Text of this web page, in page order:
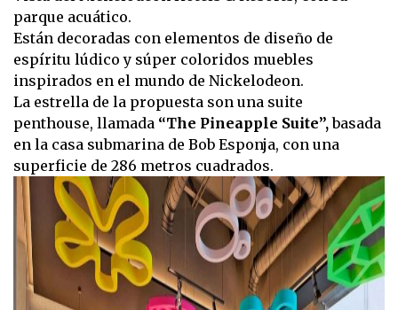
parque acuático.
Están decoradas con elementos de diseño de
espíritu lúdico y súper coloridos muebles
inspirados en el mundo de Nickelodeon.
La estrella de la propuesta son una suite
penthouse, llamada “The Pineapple Suite”,basada
en la casa submarina de Bob Esponja, con una
superficie de 286 metros cuadrados.